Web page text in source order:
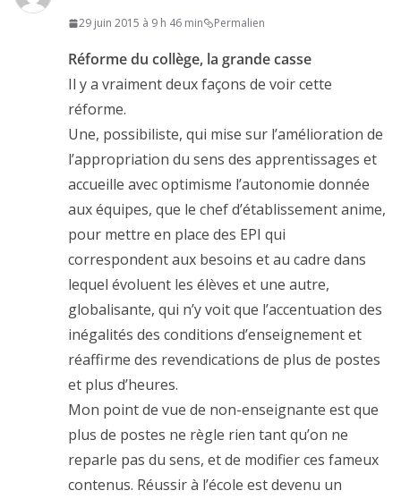
29 juin 2015 à 9 h 46 min Permalien
Réforme du collège, la grande casse
Il y a vraiment deux façons de voir cette
réforme.
Une, possibiliste, qui mise sur l’amélioration de
l’appropriation du sens des apprentissages et
accueille avec optimisme l’autonomie donnée
aux équipes, que le chef d’établissement anime,
pour mettre en place des EPI qui
correspondent aux besoins et au cadre dans
lequel évoluent les élèves et une autre,
globalisante, qui n’y voit que l’accentuation des
inégalités des conditions d’enseignement et
réaffirme des revendications de plus de postes
et plus d’heures.
Mon point de vue de non-enseignante est que
plus de postes ne règle rien tant qu’on ne
reparle pas du sens, et de modifier ces fameux
contenus. Réussir à l’école est devenu un